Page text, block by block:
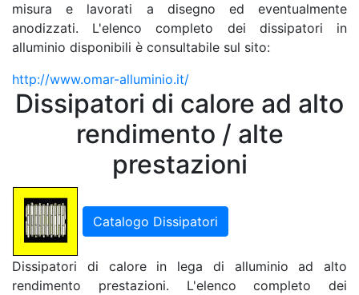
misura e lavorati a disegno ed eventualmente
anodizzati. L'elenco completo dei dissipatori in
alluminio disponibili è consultabile sul sito:
http://www.omar-alluminio.it/
Dissipatori di calore ad alto
rendimento / alte
prestazioni
Catalogo Dissipatori
Dissipatori di calore in lega di alluminio ad alto
rendimento prestazioni. L'elenco completo dei